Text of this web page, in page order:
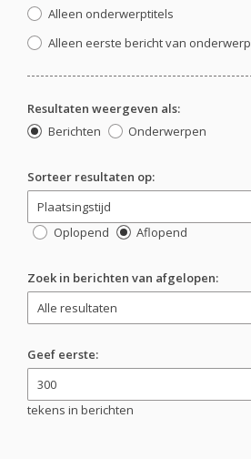
Alleen onderwerptitels
Alleen eerste bericht van onderwerp
Resultaten weergeven als:
Berichten
Onderwerpen
Sorteer resultaten op:
Oplopend Aflopend
Zoek in berichten van afgelopen:
Geef eerste:
tekens in berichten